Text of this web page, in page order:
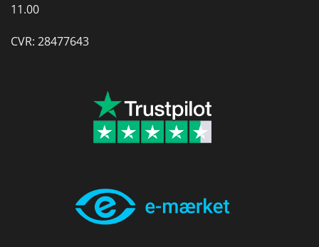
11.00
CVR: 28477643